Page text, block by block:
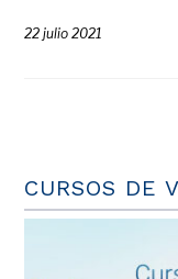
22 julio 2021
CURSOS DE